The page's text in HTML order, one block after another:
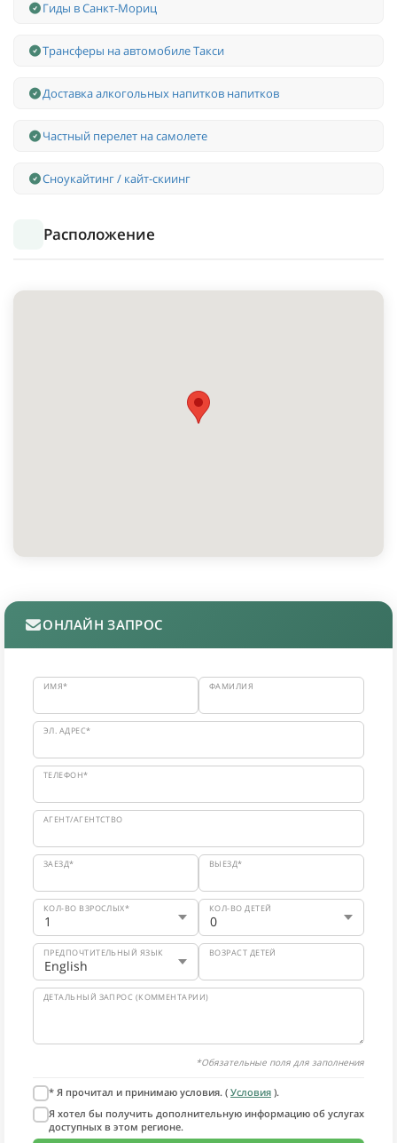
Гиды в Санкт-Мориц
Трансферы на автомобиле Такси
Доставка алкогольных напитков напитков
Частный перелет на самолете
Сноукайтинг / кайт-скиинг
Расположение
ОНЛАЙН ЗАПРОС
ИМЯ* ФАМИЛИЯ
ЭЛ. АДРЕС*
ТЕЛЕФОН*
АГЕНТ/АГЕНТСТВО
ЗАЕЗД* ВЫЕЗД*
КОЛ-ВО ВЗРОСЛЫХ* КОЛ-ВО ДЕТЕЙ
ПРЕДПОЧТИТЕЛЬНЫЙ ЯЗЫК ВОЗРАСТ ДЕТЕЙ
ДЕТАЛЬНЫЙ ЗАПРОС (КОММЕНТАРИИ)
*Обязательные поля для заполнения
* Я прочитал и принимаю условия. ( Условия ).
Я хотел бы получить дополнительную информацию об услугах
доступных в этом регионе.